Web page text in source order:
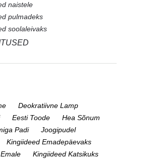
naistele
pulmadeks
soolaleivaks
Deokratiivne Lamp
Eesti Toode
Hea Sõnum
Padi
Joogipudel
Kingiideed Emadepäevaks
Kingiideed Katsikuks